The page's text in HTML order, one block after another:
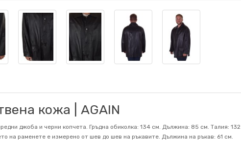
кожа | AGAIN
джоба и черни копчета. Гръдна обиколка: 134 см. Дължина: 85 см. Талия: 132
на раменете е измерено от шев до шев на ръкавите. Дължина на ръкав: 61 см.